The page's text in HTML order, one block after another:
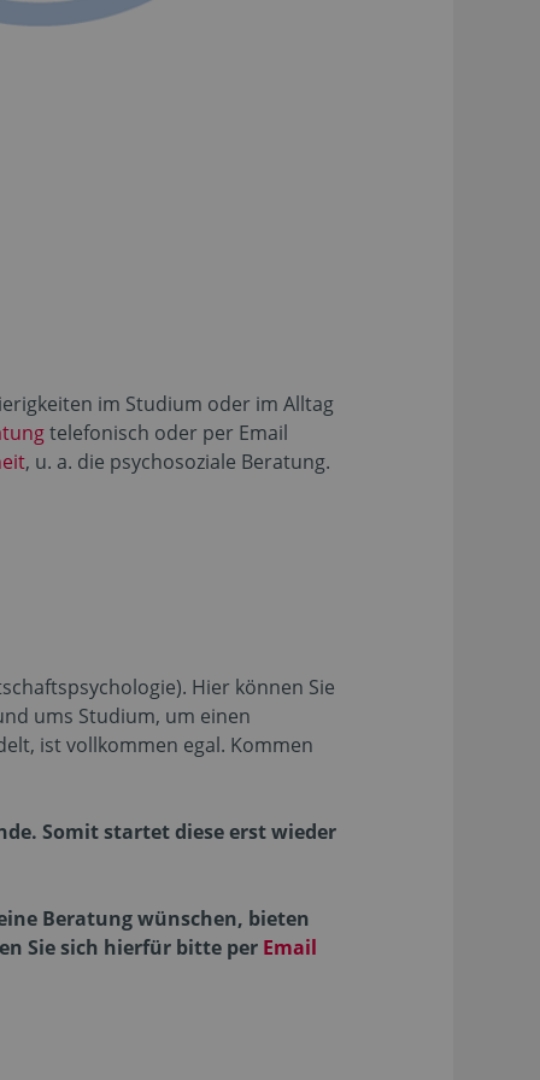
im Studium oder im Alltag
telefonisch oder per Email
, u. a. die psychosoziale Beratung.
Hier können Sie
ums Studium, um einen
ist vollkommen egal. Kommen
Somit startet diese erst wieder
Beratung wünschen, bieten
Sie sich hierfür bitte per Email